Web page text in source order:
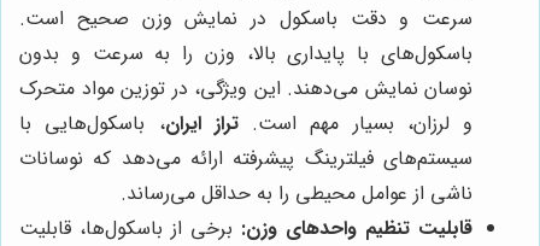
سرعت و دقت باسکول در نمایش وزن صحیح است.
باسکول‌های با پایداری بالا، وزن را به سرعت و بدون
نوسان نمایش می‌دهند. این ویژگی، در توزین مواد متحرک
و لرزان، بسیار مهم است.تراز ایران، باسکول‌هایی با
سیستم‌های فیلترینگ پیشرفته ارائه می‌دهد که نوسانات
ناشی از عوامل محیطی را به حداقل می‌رساند.
قابلیت تنظیم واحدهای وزن: برخی از باسکول‌ها، قابلیت